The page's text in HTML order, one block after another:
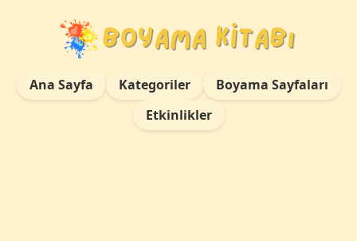
Ana Sayfa Kategoriler
Boyama Sayfaları
Etkinlikler